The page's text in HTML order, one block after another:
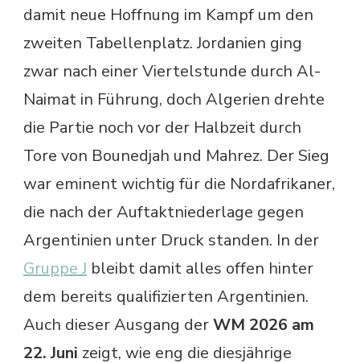
damit neue Hoffnung im Kampf um den
zweiten Tabellenplatz. Jordanien ging
zwar nach einer Viertelstunde durch Al-
Naimat in Führung, doch Algerien drehte
die Partie noch vor der Halbzeit durch
Tore von Bounedjah und Mahrez. Der Sieg
war eminent wichtig für die Nordafrikaner,
die nach der Auftaktniederlage gegen
Argentinien unter Druck standen. In der
Gruppe J bleibt damit alles offen hinter
dem bereits qualifizierten Argentinien.
Auch dieser Ausgang derWM 2026 am
22. Juni zeigt, wie eng die diesjährige